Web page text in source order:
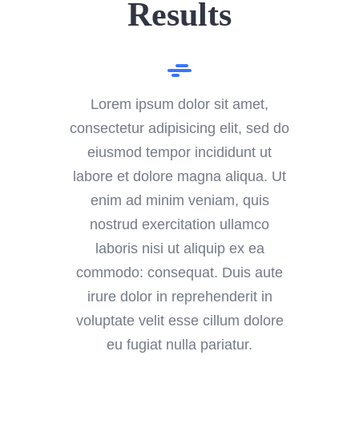
Results
Lorem ipsum dolor sit amet,
consectetur adipisicing elit, sed do
eiusmod tempor incididunt ut
labore et dolore magna aliqua. Ut
enim ad minim veniam, quis
nostrud exercitation ullamco
laboris nisi ut aliquip ex ea
commodo: consequat. Duis aute
irure dolor in reprehenderit in
voluptate velit esse cillum dolore
eu fugiat nulla pariatur.